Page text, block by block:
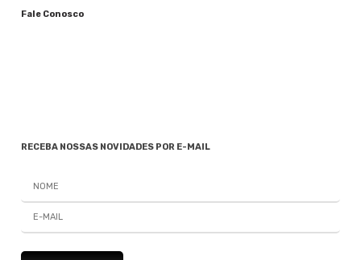
Fale Conosco
RECEBA NOSSAS NOVIDADES POR E-MAIL